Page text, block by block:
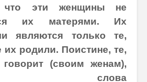
что эти женщины не
их матерями. Их
являются только те,
их родили. Поистине, те,
говорит (своим женам),
слова